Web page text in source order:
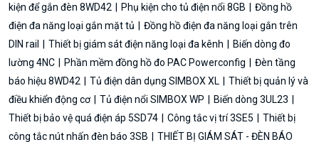
kiện để gắn đèn 8WD42
Phụ kiện cho tủ điện nổi 8GB
Đồng hồ
điện đa năng loại gắn mặt tủ
Đồng hồ điện đa năng loại gắn trên
DIN rail
Thiết bị giám sát điện năng loại đa kênh
Biến dòng đo
lường 4NC
Phần mềm đồng hồ đo PAC Powerconfig
Đèn tầng
báo hiệu 8WD42
Tủ điện dân dụng SIMBOX XL
Thiết bị quản lý và
điều khiển động cơ
Tủ điện nổi SIMBOX WP
Biến dòng 3UL23
Thiết bị bảo vệ quá điện áp 5SD74
Công tắc vị trí 3SE5
Thiết bị
công tắc nút nhấn đèn báo 3SB
THIẾT BỊ GIÁM SÁT - ĐÈN BÁO